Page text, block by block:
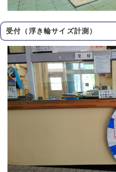
受付（浮き輪サイズ計測）